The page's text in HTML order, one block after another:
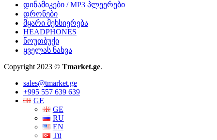
დინამიკები / MP3 პლეერები
დრონები
მყარი მეხსიერება
HEADPHONES
ნოუთბუქი
ყველას ნახვა
Copyright 2023 © Tmarket.ge.
sales@tmarket.ge
+995 557 639 639
GE
GE
RU
EN
Tü